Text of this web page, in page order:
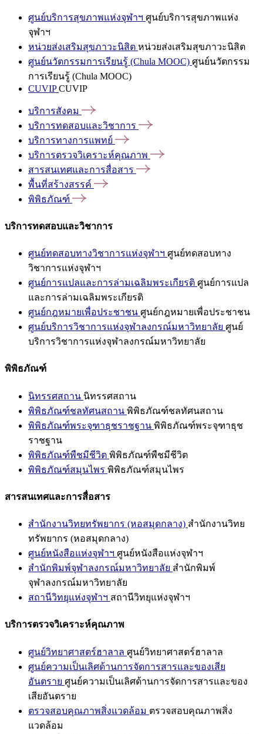
ศูนย์บริการสุขภาพแห่งจุฬาฯ ศูนย์บริการสุขภาพแห่ง
จุฬาฯ
หน่วยส่งเสริมสุขภาวะนิสิต หน่วยส่งเสริมสุขภาวะนิสิต
ศูนย์นวัตกรรมการเรียนรู้ (Chula MOOC) ศูนย์นวัตกรรม
การเรียนรู้ (Chula MOOC)
CUVIPCUVIP
บริการสังคม
บริการทดสอบและวิชาการ
บริการทางการแพทย์
บริการตรวจวิเคราะห์คุณภาพ
สารสนเทศและการสื่อสาร
พื้นที่สร้างสรรค์
พิพิธภัณฑ์
บริการทดสอบและวิชาการ
ศูนย์ทดสอบทางวิชาการแห่งจุฬาฯ ศูนย์ทดสอบทาง
วิชาการแห่งจุฬาฯ
ศูนย์การแปลและการล่ามเฉลิมพระเกียรติ ศูนย์การแปล
และการล่ามเฉลิมพระเกียรติ
ศูนย์กฎหมายเพื่อประชาชน ศูนย์กฎหมายเพื่อประชาชน
ศูนย์บริการวิชาการแห่งจุฬาลงกรณ์มหาวิทยาลัย ศูนย์
บริการวิชาการแห่งจุฬาลงกรณ์มหาวิทยาลัย
พิพิธภัณฑ์
นิทรรศสถาน นิทรรศสถาน
พิพิธภัณฑ์ชลทัศนสถาน พิพิธภัณฑ์ชลทัศนสถาน
พิพิธภัณฑ์พระจุฑาธุชราชฐาน พิพิธภัณฑ์พระจุฑาธุช
ราชฐาน
พิพิธภัณฑ์พืชมีชีวิต พิพิธภัณฑ์พืชมีชีวิต
พิพิธภัณฑ์สมุนไพร พิพิธภัณฑ์สมุนไพร
สารสนเทศและการสื่อสาร
สำนักงานวิทยทรัพยากร (หอสมุดกลาง) สำนักงานวิทย
ทรัพยากร (หอสมุดกลาง)
ศูนย์หนังสือแห่งจุฬาฯ ศูนย์หนังสือแห่งจุฬาฯ
สำนักพิมพ์จุฬาลงกรณ์มหาวิทยาลัย สำนักพิมพ์
จุฬาลงกรณ์มหาวิทยาลัย
สถานีวิทยุแห่งจุฬาฯ สถานีวิทยุแห่งจุฬาฯ
บริการตรวจวิเคราะห์คุณภาพ
ศูนย์วิทยาศาสตร์ฮาลาล ศูนย์วิทยาศาสตร์ฮาลาล
ศูนย์ความเป็นเลิศด้านการจัดการสารและของเสีย
อันตราย ศูนย์ความเป็นเลิศด้านการจัดการสารและของ
เสียอันตราย
ตรวจสอบคุณภาพสิ่งแวดล้อม ตรวจสอบคุณภาพสิ่ง
แวดล้อม